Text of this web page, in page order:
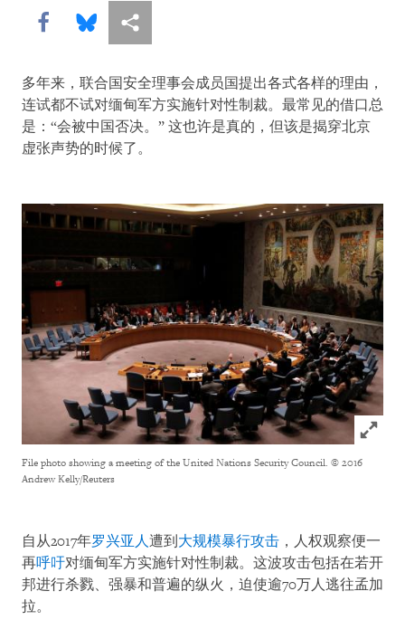
Share this via Facebook
Share this via Bluesky
More sharing options
多年来，联合国安全理事会成员国提出各式各样的理由，
连试都不试对缅甸军方实施针对性制裁。最常见的借口总
是：“会被中国否决。” 这也许是真的，但该是揭穿北京
虚张声势的时候了。
Click
File photo showing a meeting of the United Nations Security Council. © 2016
Andrew Kelly/Reuters
自从2017年罗兴亚人遭到大规模暴行攻击 ，人权观察便一
再呼吁对缅甸军方实施针对性制裁。这波攻击包括在若开
邦进行杀戮、强暴和普遍的纵火，迫使逾70万人逃往孟加
拉。